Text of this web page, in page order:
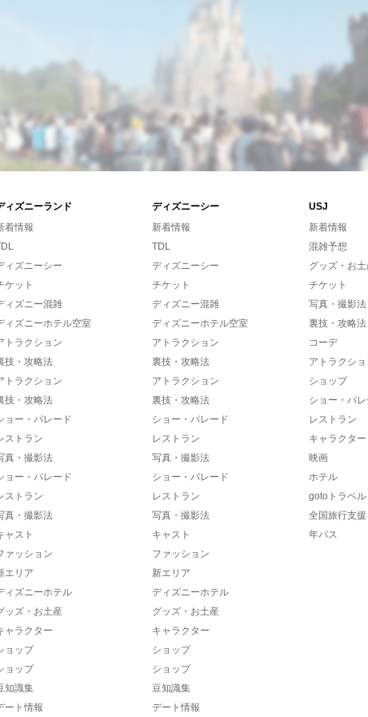
ィズニーランド ディズニーシー
USJ
着情報
ィズニーシー
ケット
ィズニー混雑
ィズニーホテル空室
トラクション
技・攻略法
トラクション
技・攻略法
ョー・パレード
ストラン
真・撮影法
ョー・パレード
ストラン
真・撮影法
ャスト
ァッション
エリア
ィズニーホテル
ッズ・お土産
ャラクター
ョップ
ョップ
知識集
ート情報
新着情報
TDL
ディズニーシー
チケット
ディズニー混雑
ディズニーホテル空室
アトラクション
裏技・攻略法
アトラクション
裏技・攻略法
ショー・パレード
レストラン
写真・撮影法
ショー・パレード
レストラン
写真・撮影法
キャスト
ファッション
新エリア
ディズニーホテル
グッズ・お土産
キャラクター
ショップ
ショップ
豆知識集
デート情報
新着情報
混雑予想
グッズ・お
チケット
写真・撮影法
裏技・攻略法
コーデ
アトラクシ
ショップ
ショー・パ
レストラン
キャラクター
映画
ホテル
gotoトラベル
全国旅行支援
年パス